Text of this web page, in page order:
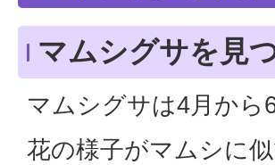
マムシグサを見
マムシグサは4月から
花の様子がマムシに